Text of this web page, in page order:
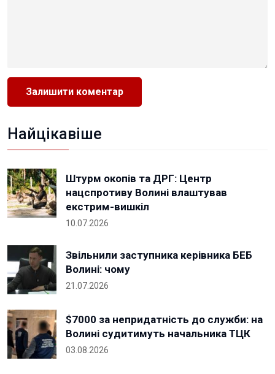
Найцікавіше
Штурм окопів та ДРГ: Центр
нацспротиву Волині влаштував
екстрим-вишкіл
10.07.2026
Звільнили заступника керівника БЕБ
Волині: чому
21.07.2026
$7000 за непридатність до служби: на
Волині судитимуть начальника ТЦК
03.08.2026